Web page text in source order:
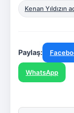
Kenan Yıldızın
Paylaş:
WhatsApp